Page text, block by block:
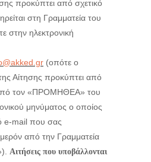
προκύπτει από σχετικό
στη Γραμματεία του
ηλεκτρονική
(οπότε ο
Αίτησης προκύπτει από
τον «ΠΡΟΜΗΘΕΑ» του
μηνύματος ο οποίος
e-mail που σας
από την Γραμματεία
Αιτήσεις που υποβάλλονται